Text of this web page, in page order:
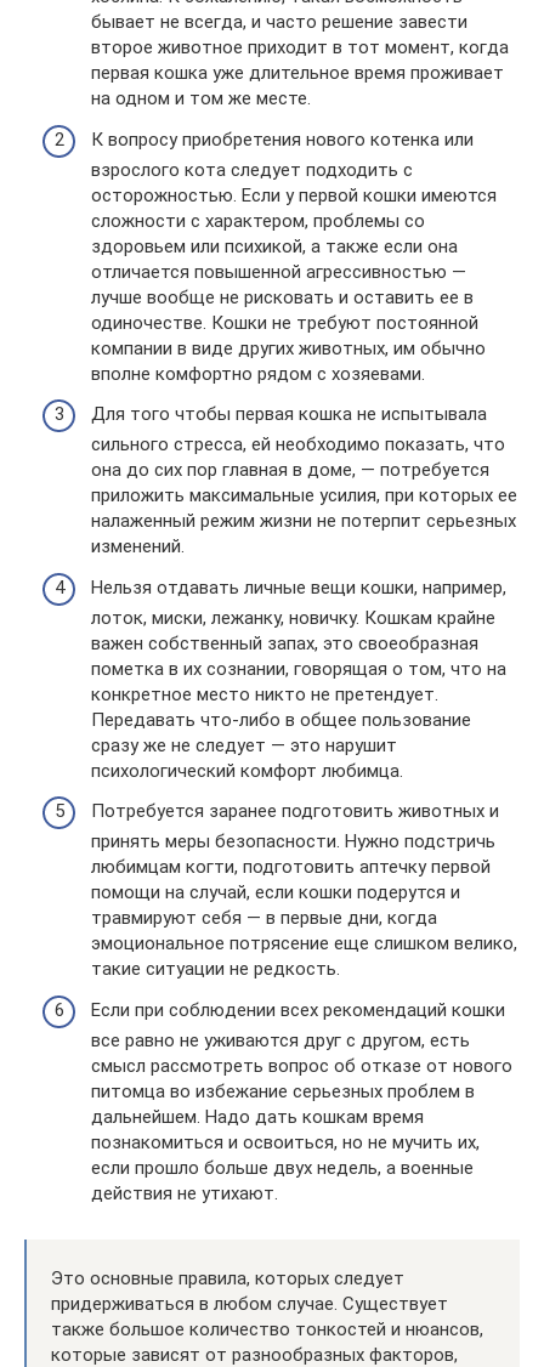
бывает не всегда, и часто решение завести
второе животное приходит в тот момент, когда
первая кошка уже длительное время проживает
на одном и том же месте.
К вопросу приобретения нового котенка или
взрослого кота следует подходить с
осторожностью. Если у первой кошки имеются
сложности с характером, проблемы со
здоровьем или психикой, а также если она
отличается повышенной агрессивностью —
лучше вообще не рисковать и оставить ее в
одиночестве. Кошки не требуют постоянной
компании в виде других животных, им обычно
вполне комфортно рядом с хозяевами.
Для того чтобы первая кошка не испытывала
сильного стресса, ей необходимо показать, что
она до сих пор главная в доме, — потребуется
приложить максимальные усилия, при которых ее
налаженный режим жизни не потерпит серьезных
изменений.
Нельзя отдавать личные вещи кошки, например,
лоток, миски, лежанку, новичку. Кошкам крайне
важен собственный запах, это своеобразная
пометка в их сознании, говорящая о том, что на
конкретное место никто не претендует.
Передавать что-либо в общее пользование
сразу же не следует — это нарушит
психологический комфорт любимца.
Потребуется заранее подготовить животных и
принять меры безопасности. Нужно подстричь
любимцам когти, подготовить аптечку первой
помощи на случай, если кошки подерутся и
травмируют себя — в первые дни, когда
эмоциональное потрясение еще слишком велико,
такие ситуации не редкость.
Если при соблюдении всех рекомендаций кошки
все равно не уживаются друг с другом, есть
смысл рассмотреть вопрос об отказе от нового
питомца во избежание серьезных проблем в
дальнейшем. Надо дать кошкам время
познакомиться и освоиться, но не мучить их,
если прошло больше двух недель, а военные
действия не утихают.
Это основные правила, которых следует
придерживаться в любом случае. Существует
также большое количество тонкостей и нюансов,
которые зависят от разнообразных факторов,